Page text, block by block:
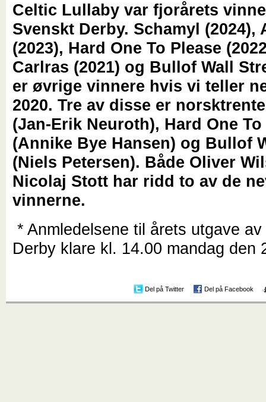
Celtic Lullaby var fjorårets
Svenskt Derby. Schamyl (2024),
(2023), Hard One To Please
Carlras (2021) og Bullof Wall
er øvrige vinnere hvis vi teller
2020. Tre av disse er
(Jan-Erik Neuroth), Hard One To
(Annike Bye Hansen) og Bullof
(Niels Petersen). Både Oliver
Nicolaj Stott har ridd to av de
vinnerne.
* Anmledelsene til årets utgave
Derby klare kl. 14.00 mandag den
Del på Twitter Del på Facebook